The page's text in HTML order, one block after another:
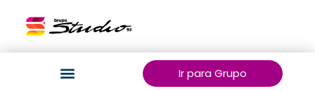
Ir para Grupo